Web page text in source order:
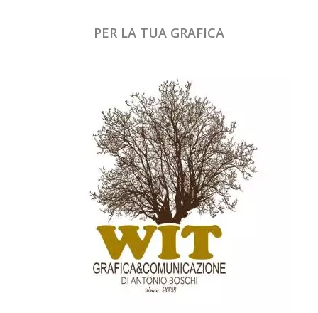
PER LA TUA GRAFICA